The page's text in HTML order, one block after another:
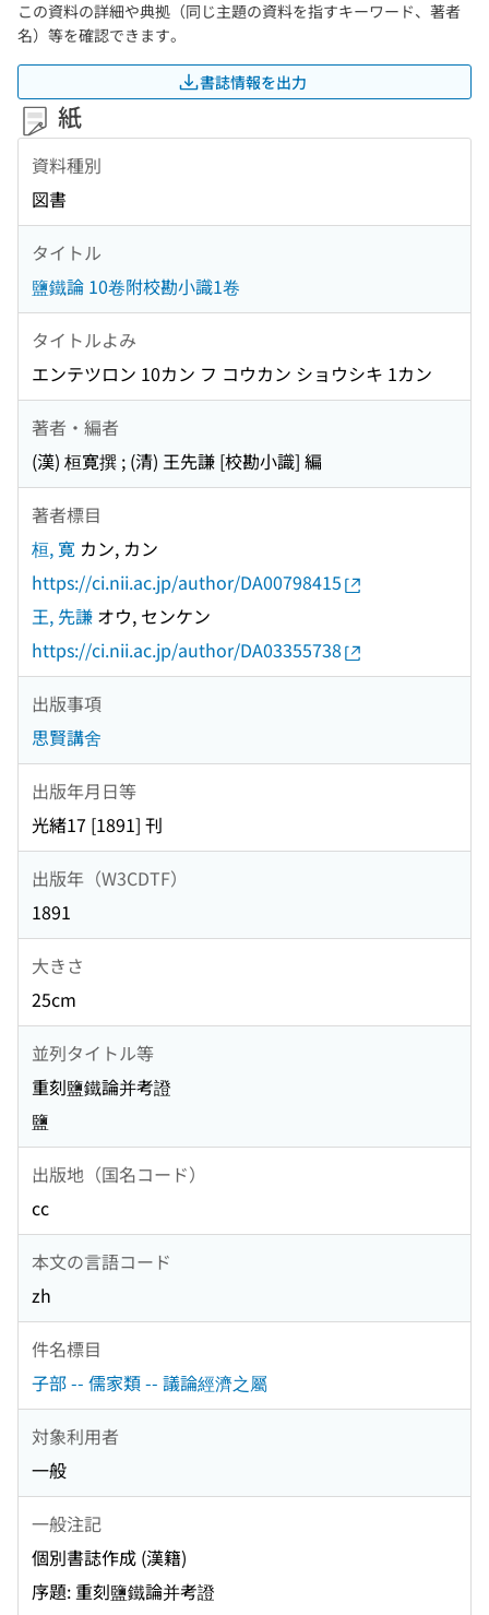
この資料の詳細や典拠（同じ主題の資料を指すキーワード、著者
名）等を確認できます。
書誌情報を出力
紙
資料種別
図書
タイトル
鹽鐵論 10卷附校勘小識1卷
タイトルよみ
エンテツロン 10カン フ コウカン ショウシキ 1カン
著者・編者
(漢) 桓寛撰 ; (清) 王先謙 [校勘小識] 編
著者標目
桓, 寛 カン, カン
https://ci.nii.ac.jp/author/DA00798415
王, 先謙 オウ, センケン
https://ci.nii.ac.jp/author/DA03355738
出版事項
思賢講舍
出版年月日等
光緒17 [1891] 刊
出版年（W3CDTF）
1891
大きさ
25cm
並列タイトル等
重刻鹽鐵論并考證
鹽
出版地（国名コード）
cc
本文の言語コード
zh
件名標目
子部 -- 儒家類 -- 議論經濟之屬
対象利用者
一般
一般注記
個別書誌作成 (漢籍)
序題: 重刻鹽鐵論并考證